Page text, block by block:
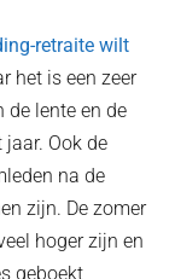
retraite wilt
het is een zeer
de lente en de
Ook de
na de
zijn. De zomer
hoger zijn en
geboekt